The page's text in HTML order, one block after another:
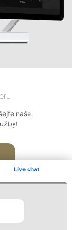
Live chat
naše